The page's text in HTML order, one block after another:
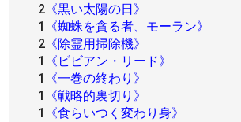
2 《黒い太陽の日》
1
《蜘蛛を貪る者、モーラン》
2 《除霊用掃除機》
1
《ビビアン・リード》
1
《一巻の終わり》
1
《戦略的裏切り》
1
《食らいつく変わり身》